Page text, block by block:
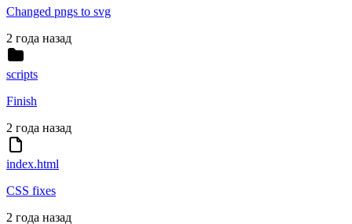
Changed pngs to svg
2 года назад
scripts
Finish
2 года назад
index.html
CSS fixes
2 года назад